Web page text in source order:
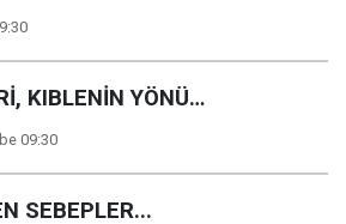
KIBLENİN YÖNÜ…
09:30
SEBEPLER...